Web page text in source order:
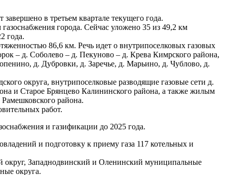
в третьем квартале текущего года.
города. Сейчас уложено 35 из 49,2 км
года.
86,6 км. Речь идет о внутрипоселковых газовых
– д. Соболево – д. Пекуново – д. Крева Кимрского района,
д. Дубровки, д. Заречье, д. Марьино, д. Чублово, д.
округа, внутрипоселковые разводящие газовые сети д.
и Старое Брянцево Калининского района, а также жилым
района.
работ.
и газификации до 2025 года.
и подготовку к приему газа 117 котельных и
округ, Западнодвинский и Оленинский муниципальные
округа.